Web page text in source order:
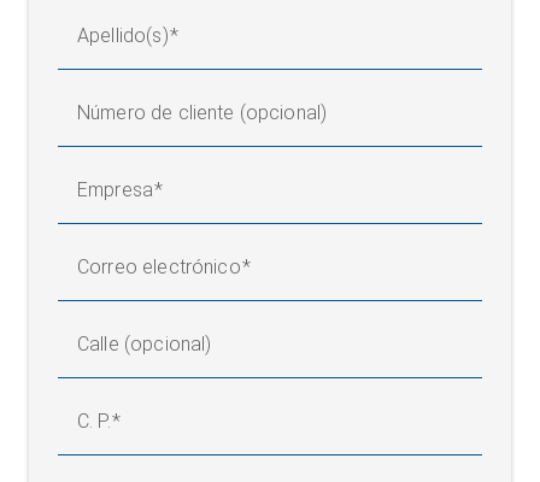
Apellido(s)
Número de cliente (opcional)
Empresa
Correo electrónico
Calle (opcional)
C. P.